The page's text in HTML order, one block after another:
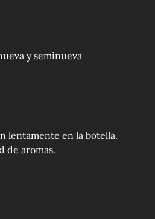
y seminueva
lentamente en la botella.
de aromas.